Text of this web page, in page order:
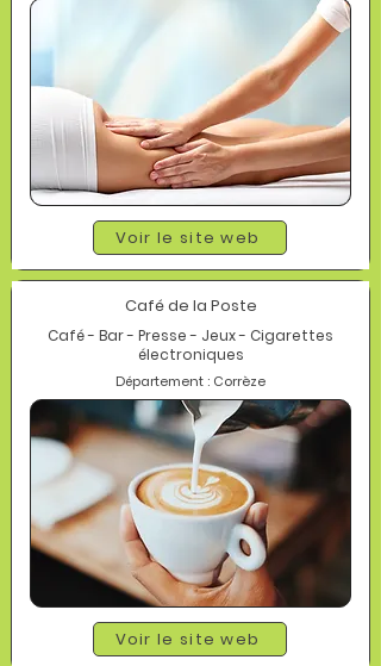
Voir le site web
Café de la Poste
Café - Bar - Presse - Jeux - Cigarettes
électroniques
Département : Corrèze
Voir le site web